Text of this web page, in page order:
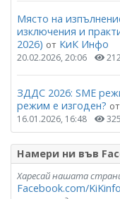
Място на
изключения и
2026) от КиК Инфо
20.02.2026, 20:06
ЗДДС 2026: SME
режим е изгоден? от
16.01.2026, 16:48
Намери ни във
Харесай нашата
Facebook.com/KiKinfo